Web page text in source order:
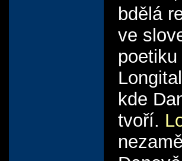
bdělá
ve
kde
tvoří.